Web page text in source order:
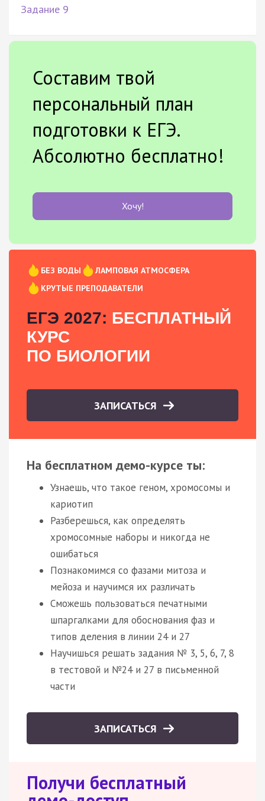
Задание 9
Составим твой
персональный план
подготовки к ЕГЭ.
Абсолютно бесплатно!
Хочу!
БЕЗ ВОДЫ
ЛАМПОВАЯ АТМОСФЕРА
КРУТЫЕ ПРЕПОДАВАТЕЛИ
ЕГЭ 2027: БЕСПЛАТНЫЙ
КУРС
ПО БИОЛОГИИ
ЗАПИСАТЬСЯ
На бесплатном демо-курсе ты:
Узнаешь, что такое геном, хромосомы и
кариотип
Разберешься, как определять
хромосомные наборы и никогда не
ошибаться
Познакомимся со фазами митоза и
мейоза и научимся их различать
Сможешь пользоваться печатными
шпаргалками для обоснования фаз и
типов деления в линии 24 и 27
Научишься решать задания № 3, 5, 6, 7, 8
в тестовой и №24 и 27 в письменной
части
ЗАПИСАТЬСЯ
Получи бесплатный